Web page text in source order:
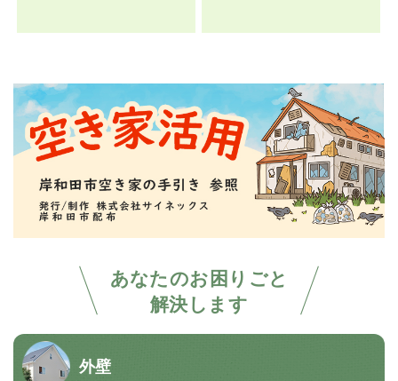
あなたのお困りごと
解決します
外壁